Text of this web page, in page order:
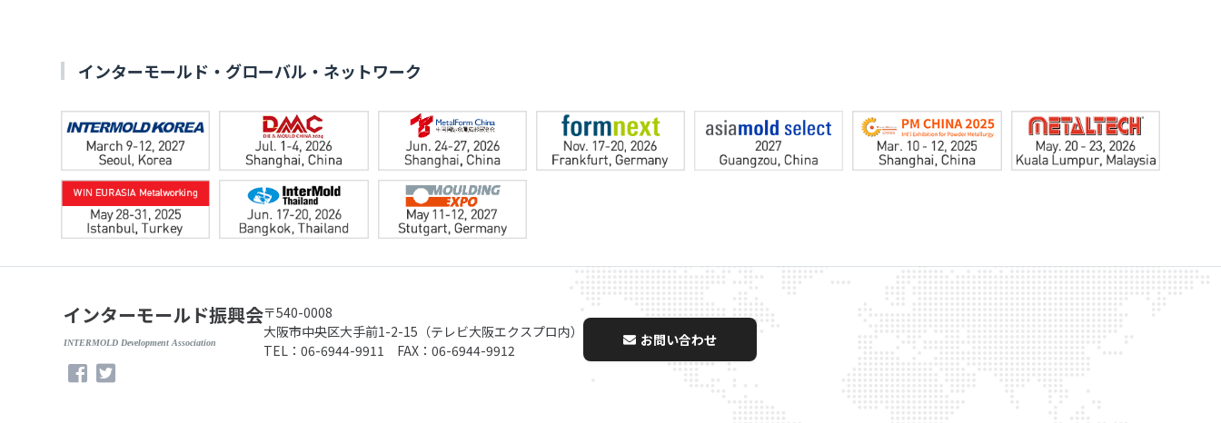
インターモールド・グローバル・ネットワーク
インターモールド振興会
INTERMOLD Development Association
〒540-0008
大阪市中央区大手前1-2-15（テレビ大阪エクスプロ内）
TEL：06-6944-9911 FAX：06-6944-9912
お問い合わせ